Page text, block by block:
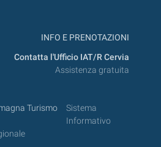
INFO E PRENOTAZIONI
Contatta l'Ufficio IAT/R Cervia
Assistenza gratuita
Sistema
Informativo